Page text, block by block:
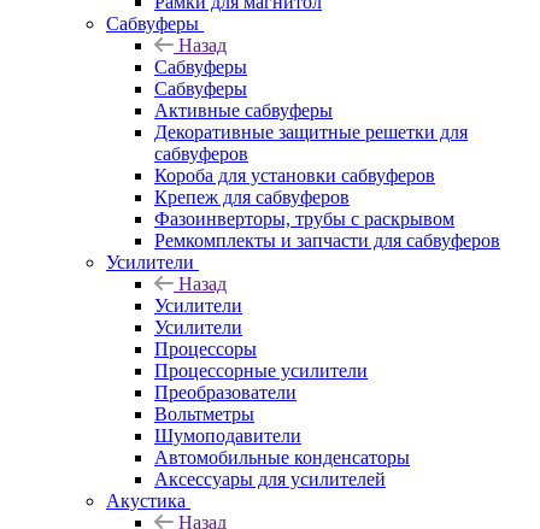
Сабвуферы
Назад
Сабвуферы
Сабвуферы
Активные сабвуферы
Декоративные защитные решетки для
сабвуферов
Короба для установки сабвуферов
Крепеж для сабвуферов
Фазоинверторы, трубы с раскрывом
Ремкомплекты и запчасти для сабвуферов
Усилители
Назад
Усилители
Усилители
Процессоры
Процессорные усилители
Преобразователи
Вольтметры
Шумоподавители
Автомобильные конденсаторы
Аксессуары для усилителей
Акустика
Назад